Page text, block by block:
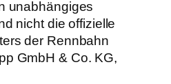
unabhängiges
nicht die offizielle
der Rennbahn
GmbH & Co. KG,